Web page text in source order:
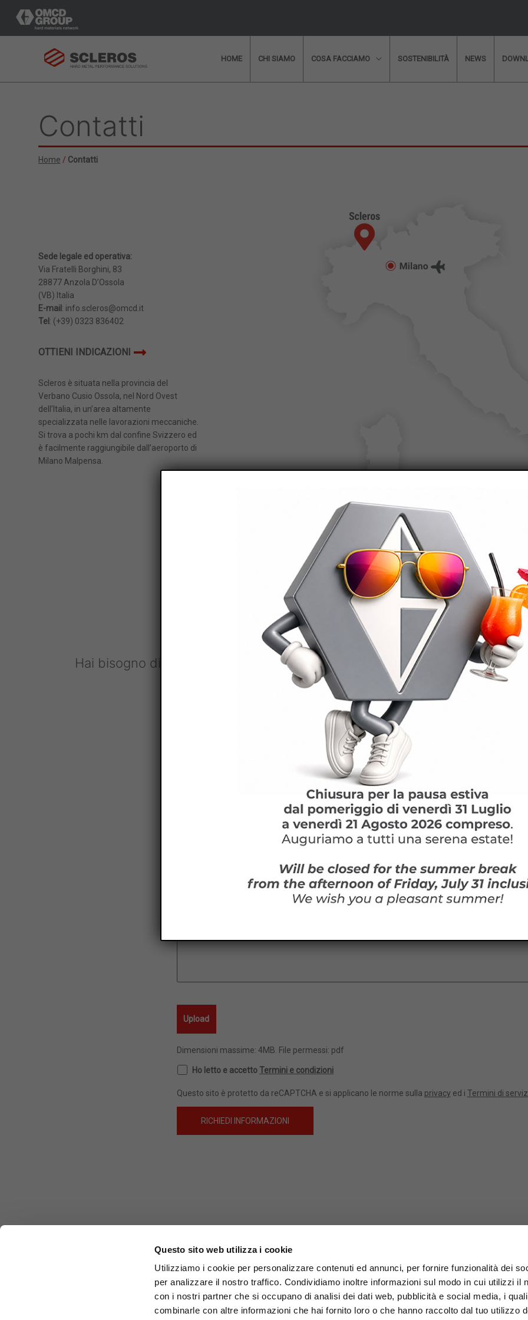
Questo sito web utilizza i cookie
Utilizziamo i cookie per personalizzare contenuti ed annunci, per fornire funzionalità dei
per analizzare il nostro traffico. Condividiamo inoltre informazioni sul modo in cui utilizzi il
con i nostri partner che si occupano di analisi dei dati web, pubblicità e social media, i
combinarle con altre informazioni che hai fornito loro o che hanno raccolto dal tuo utilizzo
HOME CHI SIAMO COSA FACCIAMO SOSTENIBILITÀ NEWS
Contatti
Home / Contatti
Sede legale ed operativa:
Via Fratelli Borghini, 83
28877 Anzola D’Ossola
(VB) Italia
E-mail : info.scleros@omcd.it
Tel : (+39) 0323 836402
OTTIENI INDICAZIONI
Scleros è situata nella provincia del
Verbano Cusio Ossola, nel Nord Ovest
dell’Italia, in un’area altamente
specializzata nelle lavorazioni meccaniche.
Si trova a pochi km dal confine Svizzero ed
è facilmente raggiungibile dall’aeroporto di
Milano Malpensa.
Hai bisogno di ulteriori informazioni?Vuoi parlare con i nostri tecnici per
Compila il nostro form, e sarai contattato al
* Campi Obbligatori
Dimensioni massime: 4MB. File permessi: pdf
Ho letto e accettoTermini e condizioni
Questo sito è protetto da reCAPTCHA e si applicano le norme sulla privacy ed i Termini di
SCLEROS SpA
28877 Anzola D’Ossola (VB) Italia
P.IVA 00124690033
Hai bisogno di ulteriori informazioni?
personalizzata e gratuita?Compila il nostro form, e sarai
Dimensioni massime: 4MB. File permessi: pdf
Termini e condizioni
Questo sito è protetto da reCAPTCHA e si applicano le norme sullaprivacyed i Termini di